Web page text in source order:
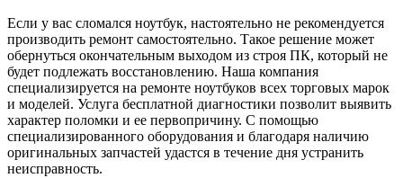
Если у вас сломался ноутбук, настоятельно не рекомендуется
производить ремонт самостоятельно. Такое решение может
обернуться окончательным выходом из строя ПК, который не
будет подлежать восстановлению. Наша компания
специализируется на ремонте ноутбуков всех торговых марок
и моделей. Услуга бесплатной диагностики позволит выявить
характер поломки и ее первопричину. С помощью
специализированного оборудования и благодаря наличию
оригинальных запчастей удастся в течение дня устранить
неисправность.